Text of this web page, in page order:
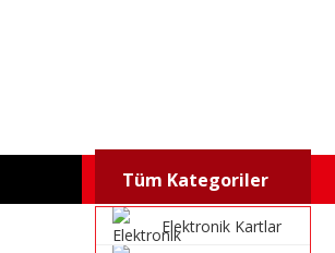
Tüm Kategoriler
Elektronik Kartlar